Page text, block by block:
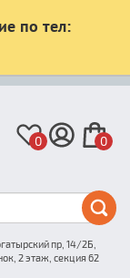
по тел:
0 0
пр, 14/2Б,
2 этаж, секция 62